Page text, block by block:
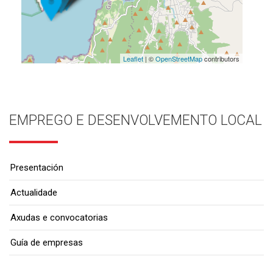
Leaflet| ©OpenStreetMapcontributors
EMPREGO E DESENVOLVEMENTO LOCAL
Presentación
Actualidade
Axudas e convocatorias
Guía de empresas